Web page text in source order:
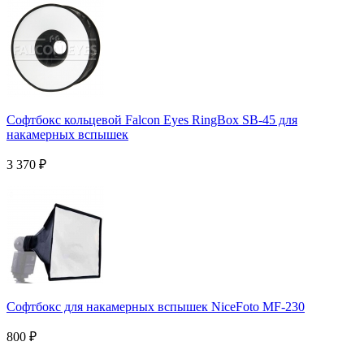
Софтбокс кольцевой Falcon Eyes RingBox SB-45 для
накамерных вспышек
3 370 ₽
Софтбокс для накамерных вспышек NiceFoto MF-230
800 ₽